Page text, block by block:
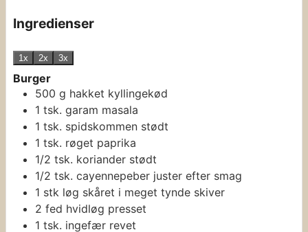
Ingredienser
1x 2x 3x
Burger
500 g hakket kyllingekød
1 tsk. garam masala
1 tsk. spidskommen stødt
1 tsk. røget paprika
1/2 tsk. koriander stødt
1/2 tsk. cayennepeber juster efter smag
1 stk løg skåret i meget tynde skiver
2 fed hvidløg presset
1 tsk. ingefær revet